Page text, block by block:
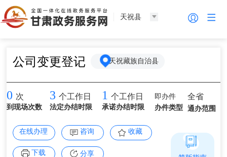
天祝县
公司变更登记 天祝藏族自治县
0 次
到现场次数
3 个工作日
法定办结时限
1 个工作日
承诺办结时限
即办件
办件类型
全省
通办范围
在线办理 咨询 收藏
下载 分享